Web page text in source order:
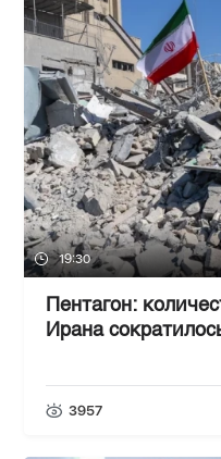
19:30
Пентагон:
Ирана
3957